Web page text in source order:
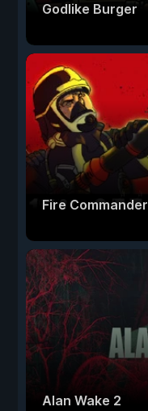
Godlike Burger
Fire Commander
Alan Wake 2